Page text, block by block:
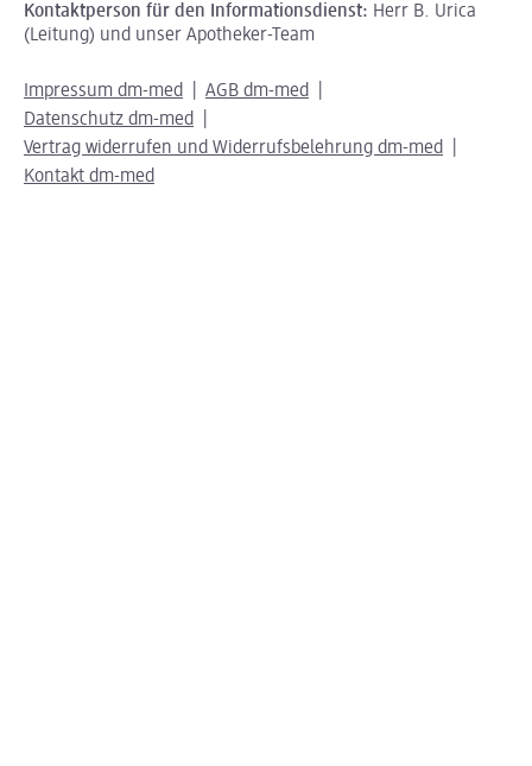
Kontaktperson für den Informationsdienst: Herr B. Urica
(Leitung) und unser Apotheker-Team
Impressum dm-med
AGB dm-med
Datenschutz dm-med
Vertrag widerrufen und Widerrufsbelehrung dm-med
Kontakt dm-med